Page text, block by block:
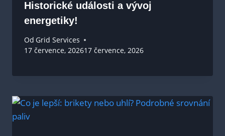
Historické události a vývoj
energetiky!
Od Grid Services
17 července, 202617 července, 2026